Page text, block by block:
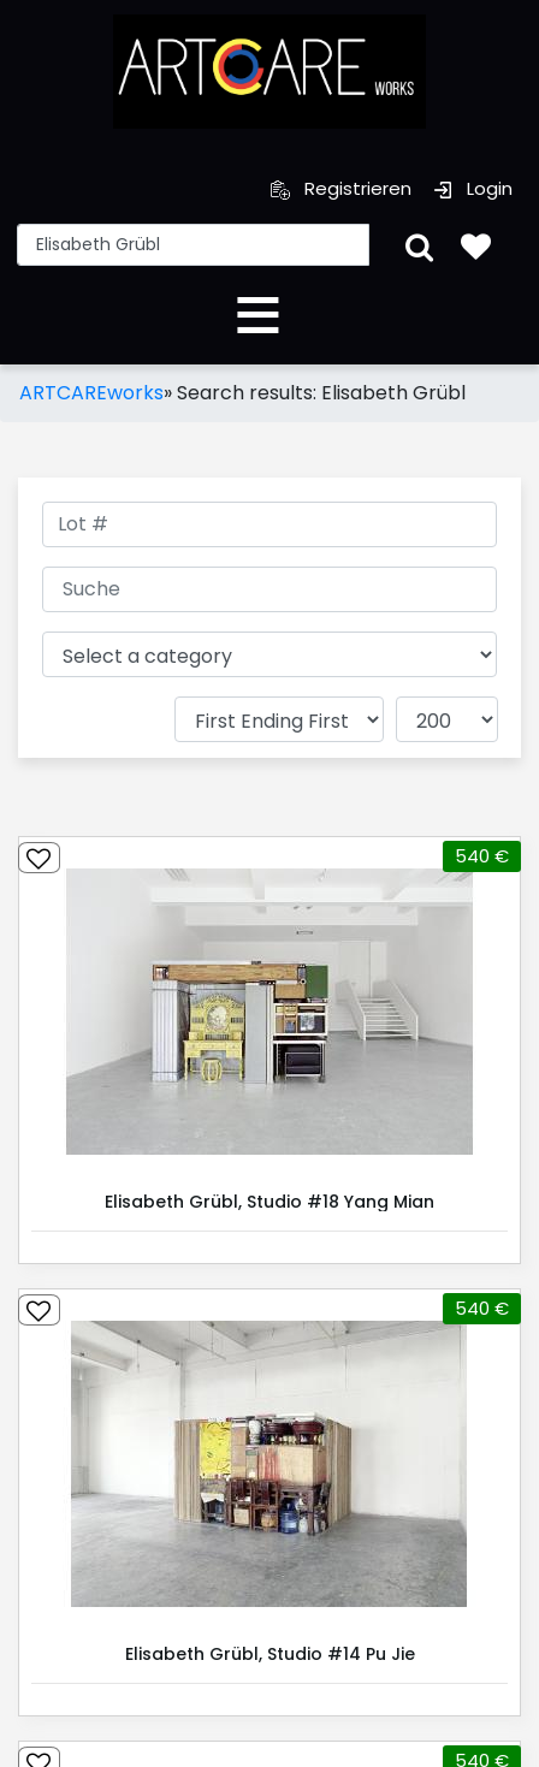
Registrieren Login
ARTCAREworks»Search results: Elisabeth Grübl
Elisabeth Grübl, Studio #18 Yang Mian
540 €
Elisabeth Grübl, Studio #14 Pu Jie
540 €
540 €